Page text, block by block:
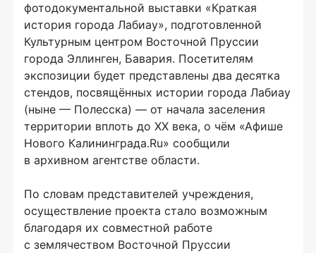
фотодокументальной выставки «Краткая
история города Лабиау», подготовленной
Культурным центром Восточной Пруссии
города Эллинген, Бавария. Посетителям
экспозиции будет представлены два десятка
стендов, посвящённых истории города Лабиау
(ныне — Полесска) — от начала заселения
территории вплоть до ХХ века, о чём «Афише
Нового Калининграда.Ru» сообщили
в архивном агентстве области.
По словам представителей учреждения,
осуществление проекта стало возможным
благодаря их совместной работе
с землячеством Восточной Пруссии